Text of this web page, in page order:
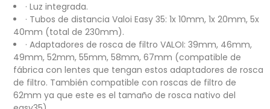
· Luz integrada.
· Tubos de distancia Valoi Easy 35: 1x 10mm, 1x 20mm, 5x
40mm (total de 230mm).
· Adaptadores de rosca de filtro VALOI: 39mm, 46mm,
49mm, 52mm, 55mm, 58mm, 67mm (compatible de
fábrica con lentes que tengan estos adaptadores de rosca
de filtro. También compatible con roscas de filtro de
62mm ya que este es el tamaño de rosca nativo del